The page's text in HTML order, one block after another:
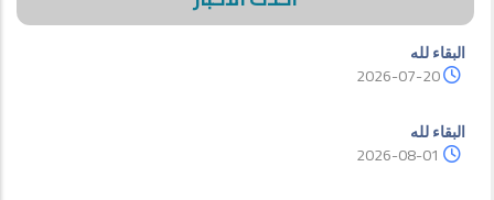
البقاء لله
2026-07-20
البقاء لله
2026-08-01